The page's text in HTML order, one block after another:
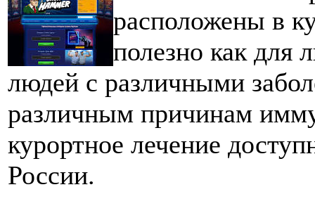
расположены в
полезно как для
людей с различными
различным причинам
курортное лечение
России.